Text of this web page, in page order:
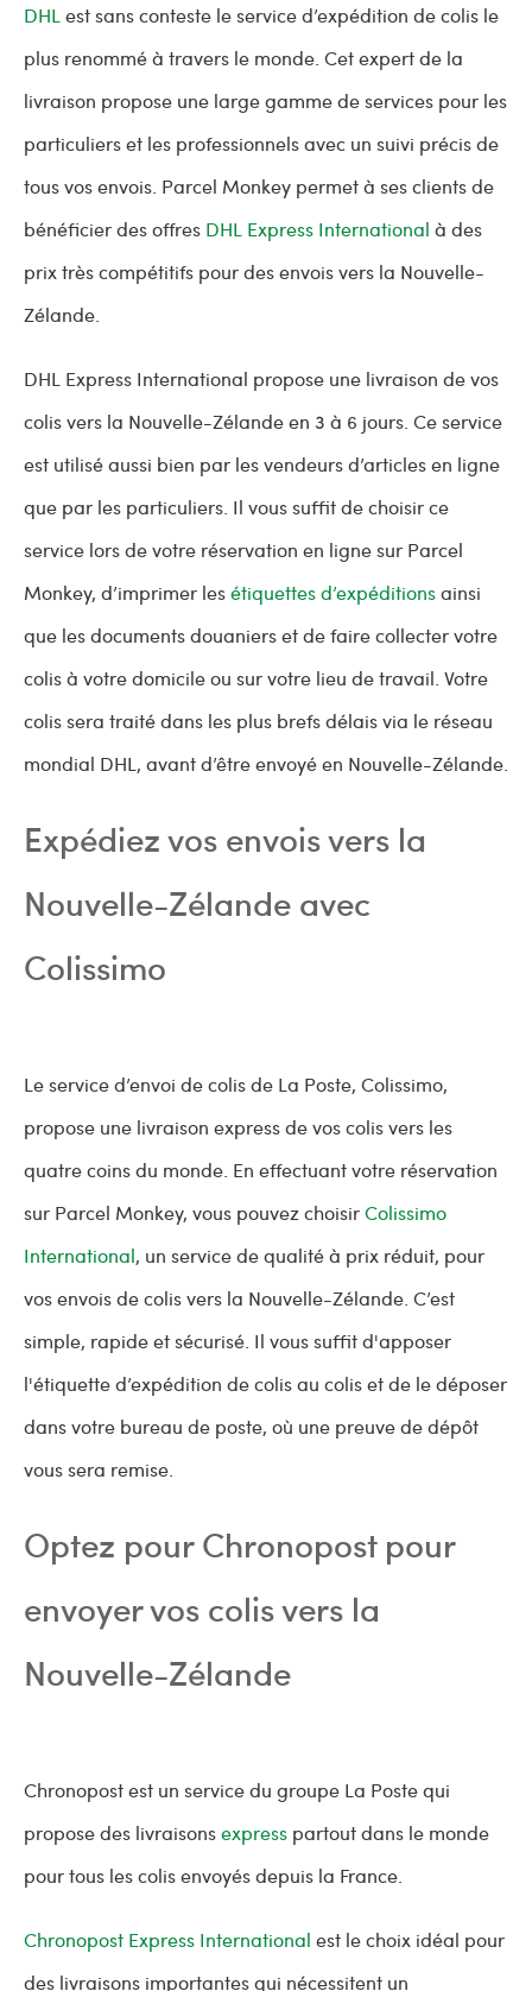
DHL est sans conteste le service d’expédition de colis le
plus renommé à travers le monde. Cet expert de la
livraison propose une large gamme de services pour les
particuliers et les professionnels avec un suivi précis de
tous vos envois. Parcel Monkey permet à ses clients de
bénéficier des offres DHL Express International à des
prix très compétitifs pour des envois vers la Nouvelle-
Zélande.
DHL Express International propose une livraison de vos
colis vers la Nouvelle-Zélande en 3 à 6 jours. Ce service
est utilisé aussi bien par les vendeurs d’articles en ligne
que par les particuliers. Il vous suffit de choisir ce
service lors de votre réservation en ligne sur Parcel
Monkey, d’imprimer lesétiquettes d’expéditionsainsi
que les documents douaniers et de faire collecter votre
colis à votre domicile ou sur votre lieu de travail. Votre
colis sera traité dans les plus brefs délais via le réseau
mondial DHL, avant d’être envoyé en Nouvelle-Zélande.
Expédiez vos envois vers la
Nouvelle-Zélande avec
Colissimo
Le service d’envoi de colis de La Poste, Colissimo,
propose une livraison express de vos colis vers les
quatre coins du monde. En effectuant votre réservation
sur Parcel Monkey, vous pouvez choisirColissimo
International, un service de qualité à prix réduit, pour
vos envois de colis vers la Nouvelle-Zélande. C’est
simple, rapide et sécurisé. Il vous suffit d'apposer
l'étiquette d’expédition de colis au colis et de le déposer
dans votre bureau de poste, où une preuve de dépôt
vous sera remise.
Optez pour Chronopost pour
envoyer vos colis vers la
Nouvelle-Zélande
Chronopost est un service du groupe La Poste qui
propose des livraisonsexpress partout dans le monde
pour tous les colis envoyés depuis la France.
Chronopost Express International est le choix idéal pour
des livraisons importantes qui nécessitent un